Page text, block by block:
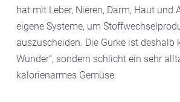
hat mit Leber, Nieren, Darm, Haut und
eigene Systeme, um
auszuscheiden. Die Gurke ist deshalb
Wunder“, sondern schlicht ein sehr
kalorienarmes Gemüse.